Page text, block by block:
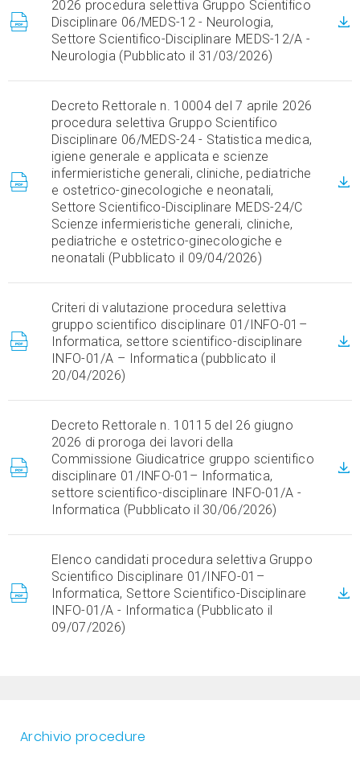
2026 procedura selettiva Gruppo Scientifico
Disciplinare 06/MEDS-12 - Neurologia,
Settore Scientifico-Disciplinare MEDS-12/A -
Neurologia (Pubblicato il 31/03/2026)
Decreto Rettorale n. 10004 del 7 aprile 2026
procedura selettiva Gruppo Scientifico
Disciplinare 06/MEDS-24 - Statistica medica,
igiene generale e applicata e scienze
infermieristiche generali, cliniche, pediatriche
e ostetrico-ginecologiche e neonatali,
Settore Scientifico-Disciplinare MEDS-24/C
Scienze infermieristiche generali, cliniche,
pediatriche e ostetrico-ginecologiche e
neonatali (Pubblicato il 09/04/2026)
Criteri di valutazione procedura selettiva
gruppo scientifico disciplinare 01/INFO-01–
Informatica, settore scientifico-disciplinare
INFO-01/A – Informatica (pubblicato il
20/04/2026)
Decreto Rettorale n. 10115 del 26 giugno
2026 di proroga dei lavori della
Commissione Giudicatrice gruppo scientifico
disciplinare 01/INFO-01– Informatica,
settore scientifico-disciplinare INFO-01/A -
Informatica (Pubblicato il 30/06/2026)
Elenco candidati procedura selettiva Gruppo
Scientifico Disciplinare 01/INFO-01–
Informatica, Settore Scientifico-Disciplinare
INFO-01/A - Informatica (Pubblicato il
09/07/2026)
Archivio procedure